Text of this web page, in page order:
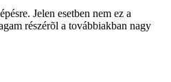
Jelen esetben nem ez a
részérõl a továbbiakban nagy